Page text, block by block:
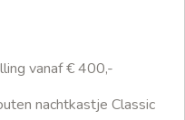
vanaf € 400,-
nachtkastje Classic